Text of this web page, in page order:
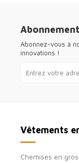
Abonnez-vous à
innovations !
Vêtements
Chemises en gros